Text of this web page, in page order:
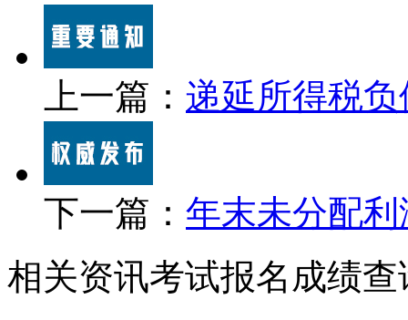
上一篇： 递延所得税
下一篇： 年末未分配
相关资讯考试报名 成绩查